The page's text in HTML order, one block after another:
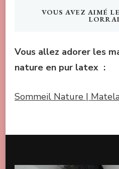
VOUS AVEZ AIMÉ
Vous allez adorer les
nature en pur latex :
Sommeil Nature |